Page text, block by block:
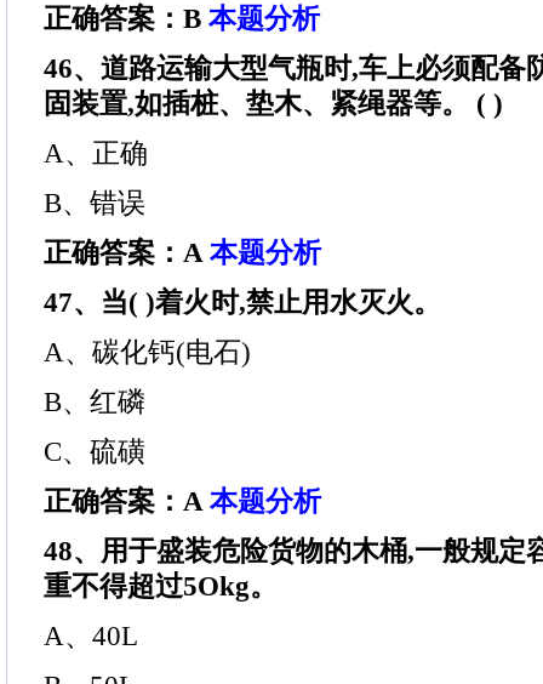
正确答案：B 本题分析
46、道路运输大型气瓶时,车上必须配备
固装置,如插桩、垫木、紧绳器等。 ( )
A、正确
B、错误
正确答案：A 本题分析
47、当( )着火时,禁止用水灭火。
A、碳化钙(电石)
B、红磷
C、硫磺
正确答案：A 本题分析
48、用于盛装危险货物的木桶,一般规定
重不得超过5Okg。
A、40L